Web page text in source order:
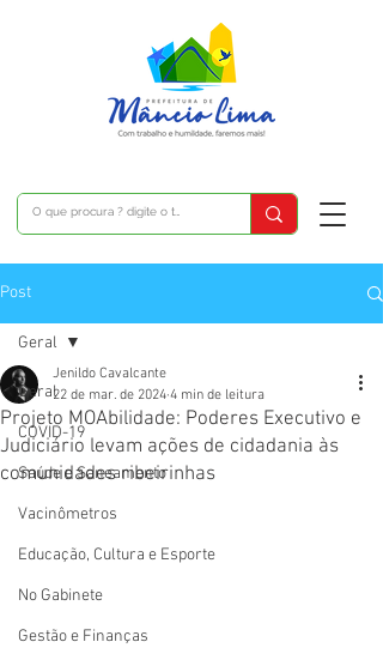
Post
Geral
COVID-19
Saúde e Saneamento
Vacinômetros
Educação, Cultura e Esporte
No Gabinete
Gestão e Finanças
Geral
Projeto MOAbilidade: Poderes Executivo e
Judiciário levam ações de cidadania às
comunidades ribeirinhas
Jenildo Cavalcante
22 de mar. de 2024 4 min de leitura